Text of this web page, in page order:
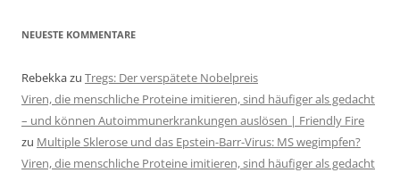
NEUESTE KOMMENTARE
Rebekkazu Tregs: Der verspätete Nobelpreis
Viren, die menschliche Proteine imitieren, sind häufiger als gedacht
– und können Autoimmunerkrankungen auslösen | Friendly Fire
zu Multiple Sklerose und das Epstein-Barr-Virus: MS wegimpfen?
Viren, die menschliche Proteine imitieren, sind häufiger als gedacht